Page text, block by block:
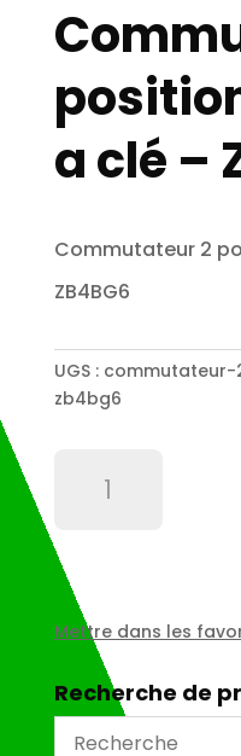
a clé –
Commutateur 2
ZB4BG6
UGS :
zb4bg6
2
position
rappel
clé
-
ZB4BG6
Mettre dans les
Recherche de